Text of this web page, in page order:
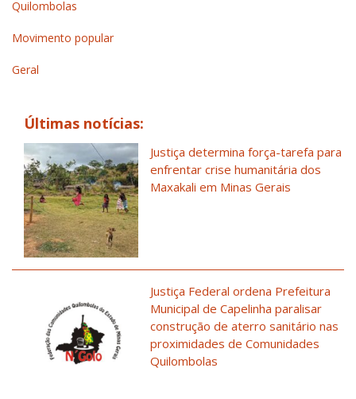
Quilombolas
Movimento popular
Geral
Últimas notícias:
Justiça determina força-tarefa para
enfrentar crise humanitária dos
Maxakali em Minas Gerais
Justiça Federal ordena Prefeitura
Municipal de Capelinha paralisar
construção de aterro sanitário nas
proximidades de Comunidades
Quilombolas